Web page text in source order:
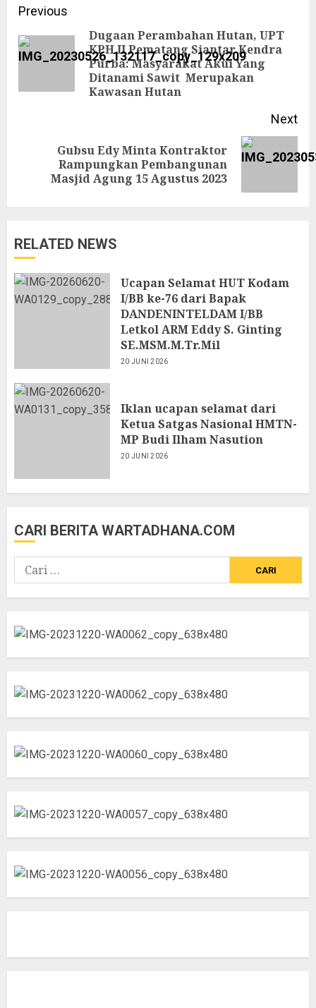
Continue
Reading
Previous
Dugaan Perambahan Hutan, UPT
KPH II Pematang Siantar Kendra
Purba: Masyarakat Akui Yang
Ditanami Sawit Merupakan
Kawasan Hutan
Next
Gubsu Edy Minta Kontraktor
Rampungkan Pembangunan
Masjid Agung 15 Agustus 2023
RELATED NEWS
Ucapan Selamat HUT Kodam
I/BB ke-76 dari Bapak
DANDENINTELDAM I/BB
Letkol ARM Eddy S. Ginting
SE.MSM.M.Tr.Mil
20 JUNI 2026
Iklan ucapan selamat dari
Ketua Satgas Nasional HMTN-
MP Budi Ilham Nasution
20 JUNI 2026
CARI BERITA WARTADHANA.COM
Cari
untuk: